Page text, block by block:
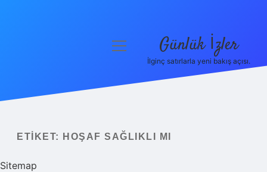
Yasal Uyarı
Hakkımızda
menüyü
Günlük İzler
İlginç satırlarla yeni bakış açısı.
ETIKET: HOŞAF SAĞLIKLI MI
Sitemap